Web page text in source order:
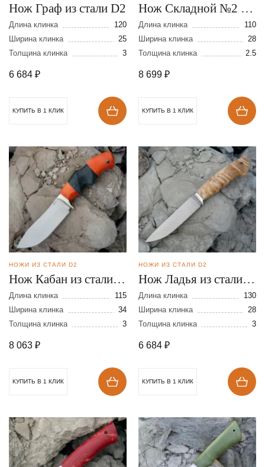
Нож Граф из стали D2
Длина клинка
120
Ширина клинка
25
Толщина клинка
3
6 684 ₽
КУПИТЬ В 1 КЛИК
Нож Складной №2 из
стали D2
Длина клинка
110
Ширина клинка
28
Толщина клинка
2.5
8 699 ₽
КУПИТЬ В 1 КЛИК
НОЖИ ИЗ СТАЛИ D2
Нож Кабан из стали
D2
Длина клинка
115
Ширина клинка
34
Толщина клинка
3
8 063 ₽
КУПИТЬ В 1 КЛИК
НОЖИ ИЗ СТАЛИ D2
Нож Ладья из стали
D2
Длина клинка
130
Ширина клинка
28
Толщина клинка
3
6 684 ₽
КУПИТЬ В 1 КЛИК